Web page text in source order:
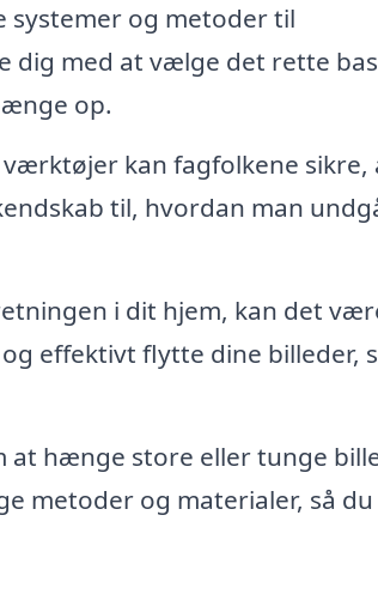
systemer og metoder til
dig med at vælge det rette
op.
kan fagfolkene sikre,
til, hvordan man
i dit hjem, kan det
effektivt flytte dine billeder,
at hænge store eller tunge
metoder og materialer, så du